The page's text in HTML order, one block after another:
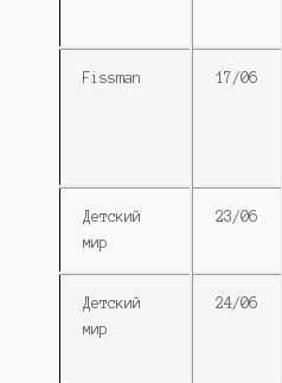
Fissman 17/06
Детский
мир
23/06
Детский
мир
24/06